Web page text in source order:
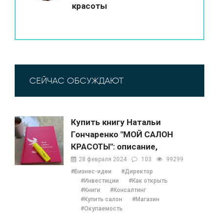
красоты
СЕЙЧАС ОБСУЖДАЮТ
Купить книгу Натальи
Гончаренко "МОЙ САЛОН
КРАСОТЫ": описание,
содержание, отзывы,
бонусы и 1 глава
28 февраля 2024 103
99299
#Бизнес-идеи
#Директор
#Инвестиции
#Как открыть
#Книги
#Консалтинг
#Купить салон
#Магазин
#Окупаемость